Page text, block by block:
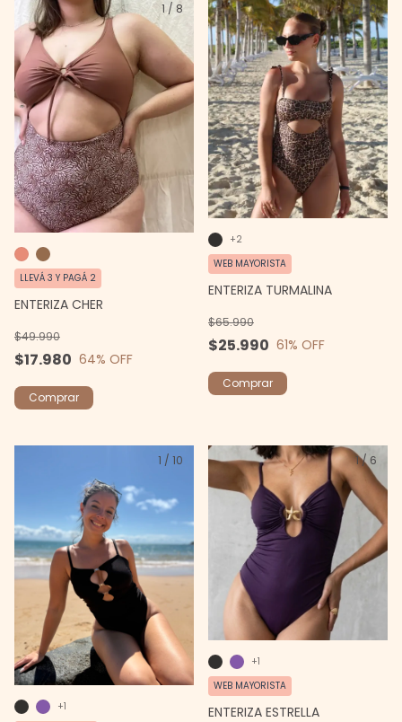
1 / 8
ENTERIZA CHER
$17.980
$49.990
64% OFF
LLEVÁ 3 Y PAGÁ 2
Comprar
1/10
ENTERIZA TURMALINA
$25.990
$65.990
61% OFF
WEB MAYORISTA
+2
Comprar
1 / 10
+1
1/ 6
ENTERIZA ESTRELLA
WEB MAYORISTA
+1